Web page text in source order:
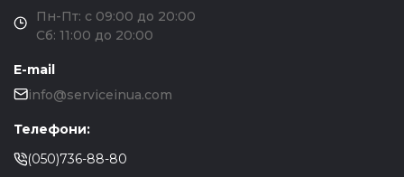
Пн-Пт: с 09:00 до 20:00
Сб: 11:00 до 20:00
E-mail
info@serviceinua.com
Телефони:
(050)736-88-80